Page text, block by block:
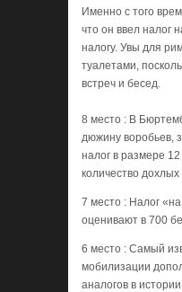
Именно с того
что он ввел налог
налогу. Увы для
туалетами,
встреч и бесед.
8 место : В
дюжину воробьев,
налог в размере
количество дохлых
7 место : Налог
оценивают в 700
6 место : Самый
мобилизации
аналогов в